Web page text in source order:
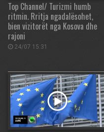
Top Channel/ Turizmi humb
ritmin. Rritja ngadalësohet,
bien vizitorët nga Kosova dhe
rajoni
24/07 15:31